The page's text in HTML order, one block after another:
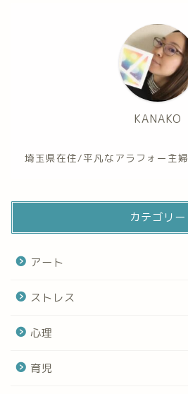
KANAKO
埼玉県在住/平凡なアラフォー主婦
カテゴリー
アート
ストレス
心理
育児